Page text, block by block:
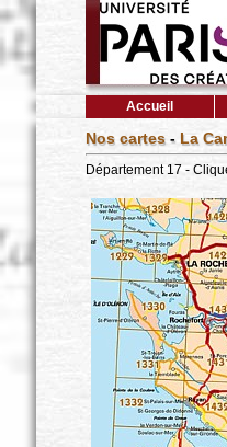
Accueil
Nos cartes- La
Département 17 -